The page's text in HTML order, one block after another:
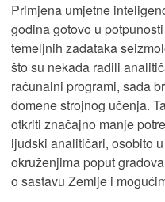
Primjena umjetne
godina gotovo u
temeljnih zadataka
što su nekada radili
računalni programi, sada
domene strojnog učenja.
otkriti značajno manje
ljudski analitičari, osobito
okruženjima poput
o sastavu Zemlje i